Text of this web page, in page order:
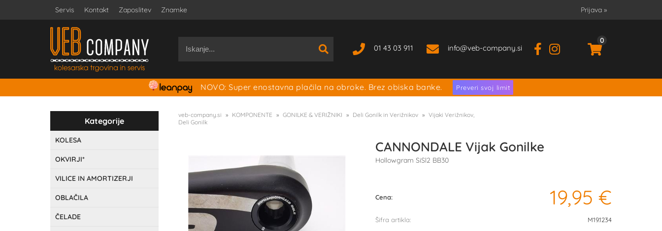
Servis Kontakt Zaposlitev Znamke Prijava »
01 43 03 911 info veb-company.si
0
NOVO: Super enostavna plačila na obroke. Brez obiska banke. Preveri svoj limit
Kategorije
KOLESA
OKVIRJI*
VILICE IN AMORTIZERJI
OBLAČILA
ČELADE
veb-company.si KOMPONENTE GONILKE & VERIŽNIKI Deli Gonilk in Verižnikov
Vijaki Verižnikov,
Deli Gonilk
CANNONDALE Vijak Gonilke
Hollowgram SiSl2 BB30
Cena: 19,95 €
Šifra artikla: M19.1234